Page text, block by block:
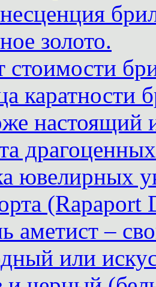
золото.
стоимости
каратности
настоящий
ювелирных
(Rapaport
аметист –
или